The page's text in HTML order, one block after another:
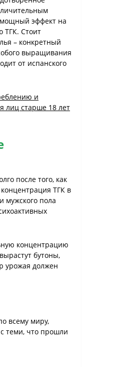
мощный эффект на
ТГК. Стоит
– конкретный
выращивания
от испанского
и
лиц старше 18 лет
после того, как
ТГК в
мужского пола
концентрацию
бутоны,
урожая должен
всему миру,
теми, что прошли